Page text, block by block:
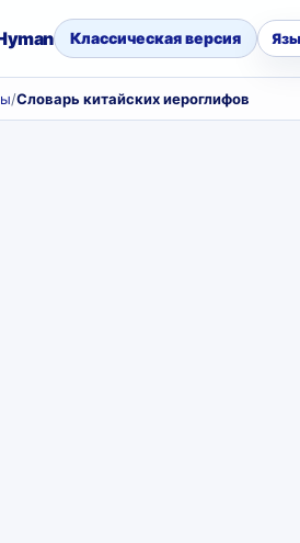
Классическая версия
/Словарь китайских иероглифов